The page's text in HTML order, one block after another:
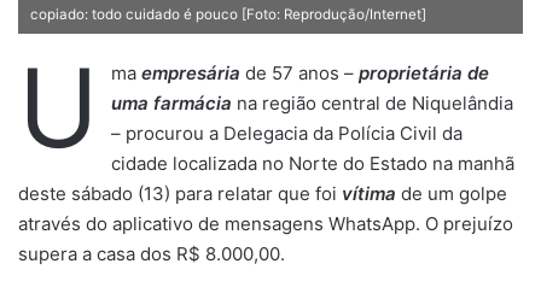
copiado: todo cuidado é pouco [Foto: Reprodução/Internet]
U ma empresária de 57 anos – proprietária de
uma farmácia na região central de Niquelândia
– procurou a Delegacia da Polícia Civil da
cidade localizada no Norte do Estado na manhã
deste sábado (13) para relatar que foi vítima de um golpe
através do aplicativo de mensagens WhatsApp. O prejuízo
supera a casa dos R$ 8.000,00.